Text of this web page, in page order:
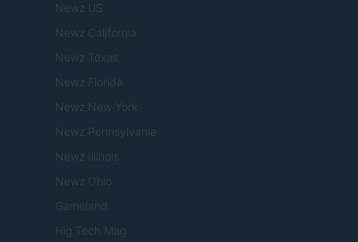
Newz US
Newz California
Newz Texas
Newz Florida
Newz New York
Newz Pennsylvania
Newz Illinois
Newz Ohio
Gameland
Hig Tech Mag